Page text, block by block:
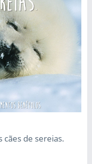
cães de sereias.